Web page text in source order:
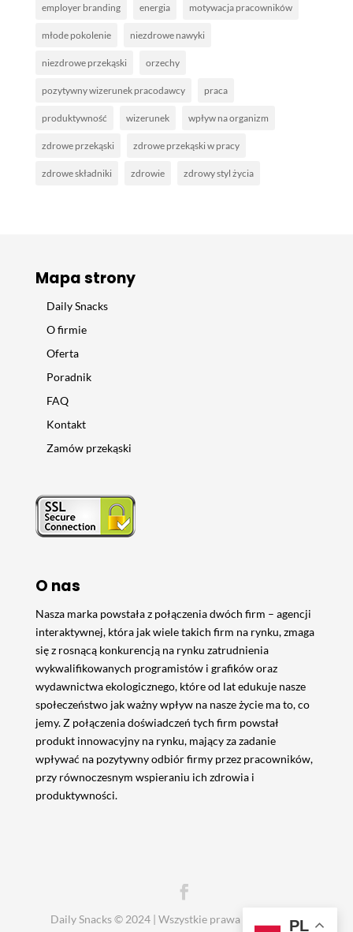
employer branding energia motywacja pracowników
młode pokolenie niezdrowe nawyki
niezdrowe przekąski orzechy
pozytywny wizerunek pracodawcy praca
produktywność wizerunek wpływ na organizm
zdrowe przekąski zdrowe przekąski w pracy
zdrowe składniki zdrowie zdrowy styl życia
Mapa strony
Daily Snacks
O firmie
Oferta
Poradnik
FAQ
Kontakt
Zamów przekąski
O nas
Nasza marka powstała z połączenia dwóch firm – agencji
interaktywnej, która jak wiele takich firm na rynku, zmaga
się z rosnącą konkurencją na rynku zatrudnienia
wykwalifikowanych programistów i grafików oraz
wydawnictwa ekologicznego, które od lat edukuje nasze
społeczeństwo jak ważny wpływ na nasze życie ma to, co
jemy. Z połączenia doświadczeń tych firm powstał
produkt innowacyjny na rynku, mający za zadanie
wpływać na pozytywny odbiór firmy przez pracowników,
przy równoczesnym wspieraniu ich zdrowia i
produktywności.
Daily Snacks © 2024 | Wszystkie prawa zastrzeżone.
PL